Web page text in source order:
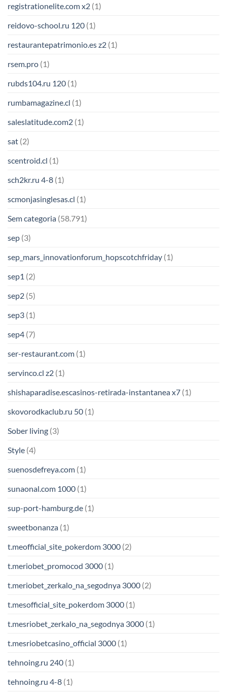
registrationelite.com x2 (1)
reidovo-school.ru 120 (1)
restaurantepatrimonio.es z2 (1)
rsem.pro (1)
rubds104.ru 120 (1)
rumbamagazine.cl (1)
saleslatitude.com2 (1)
sat (2)
scentroid.cl (1)
sch2kr.ru 4-8 (1)
scmonjasinglesas.cl (1)
Sem categoria (58.791)
sep (3)
sep_mars_innovationforum_hopscotchfriday (1)
sep1 (2)
sep2 (5)
sep3 (1)
sep4 (7)
ser-restaurant.com (1)
servinco.cl z2 (1)
shishaparadise.escasinos-retirada-instantanea x7 (1)
skovorodkaclub.ru 50 (1)
Sober living (3)
Style (4)
suenosdefreya.com (1)
sunaonal.com 1000 (1)
sup-port-hamburg.de (1)
sweetbonanza (1)
t.meofficial_site_pokerdom 3000 (2)
t.meriobet_promocod 3000 (1)
t.meriobet_zerkalo_na_segodnya 3000 (2)
t.mesofficial_site_pokerdom 3000 (1)
t.mesriobet_zerkalo_na_segodnya 3000 (1)
t.mesriobetcasino_official 3000 (1)
tehnoing.ru 240 (1)
tehnoing.ru 4-8 (1)